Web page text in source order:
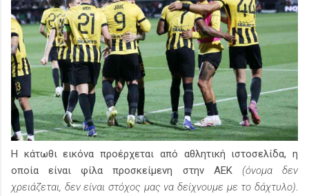
Η κάτωθι εικόνα προέρχεται από αθλητική ιστοσελίδα, η
οποία είναι φίλα προσκείμενη στην ΑΕΚ (όνομα δεν
χρειάζεται, δεν είναι στόχος μας να δείχνουμε με το δάχτυλο)